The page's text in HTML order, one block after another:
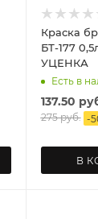
Краска
БТ-177 0,5л MOKKE
УЦЕНКА
Есть в
137.50
275руб. -
В